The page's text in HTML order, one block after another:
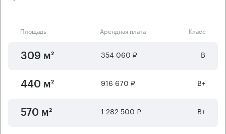
Площадь Арендная плата Класс
309 м² 354 060 ₽ B
440 м² 916 670 ₽ B+
570 м² 1 282 500 ₽ B+